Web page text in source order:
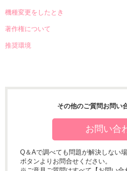
機種変更をしたとき
著作権について
推奨環境
その他のご質問お問い
お問い合
Q＆Aで調べても問題が解決しない
ボタンよりお問合せください。